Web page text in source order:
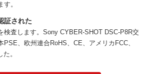
。
証された
検査します。Sony CYBER-SHOT DSC-P8R交
PSE、欧州連合RoHS、CE、アメリカFCC、
。